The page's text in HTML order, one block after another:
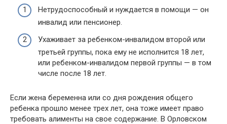
Нетрудоспособный и нуждается в помощи — он
инвалид или пенсионер.
Ухаживает за ребенком-инвалидом второй или
третьей группы, пока ему не исполнится 18 лет,
или ребенком-инвалидом первой группы — в том
числе после 18 лет.
Если жена беременна или со дня рождения общего
ребенка прошло менее трех лет, она тоже имеет право
требовать алименты на свое содержание. В Орловском